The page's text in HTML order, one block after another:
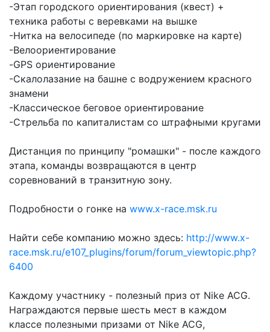
-Этап городского ориентирования (квест) +
техника работы с веревками на вышке
-Нитка на велосипеде (по маркировке на карте)
-Велоориентирование
-GPS ориентирование
-Скалолазание на башне с водружением красного
знамени
-Классическое беговое ориентирование
-Стрельба по капиталистам со штрафными кругами
Дистанция по принципу "ромашки" - после каждого
этапа, команды возвращаются в центр
соревнований в транзитную зону.
Подробности о гонке на www.x-race.msk.ru
Найти себе компанию можно здесь: http://www.x-
race.msk.ru/e107_plugins/forum/forum_viewtopic.php?
6400
Каждому участнику - полезный приз от Nike ACG.
Награждаются первые шесть мест в каждом
классе полезными призами от Nike ACG,